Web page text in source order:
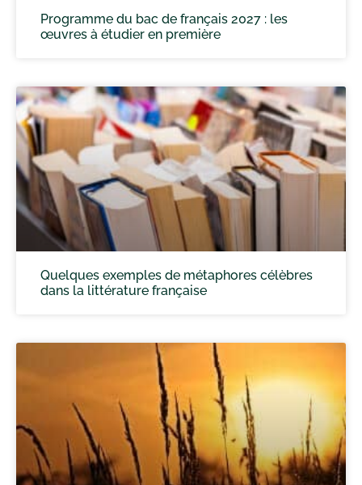
Programme du bac de français 2027 : les
œuvres à étudier en première
Quelques exemples de métaphores célèbres
dans la littérature française